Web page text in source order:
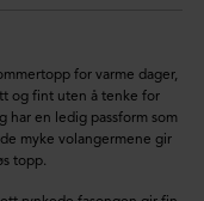
for varme dager,
og fint uten å tenke for
har en ledig passform som
myke volangermene gir
topp.